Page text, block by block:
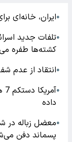
●ایران، خانه‌ای
●تلفات جدید
کشته‌ها طفره
●انتقاد از عدم
●
داده
●معضل زباله در
پسماند دفن